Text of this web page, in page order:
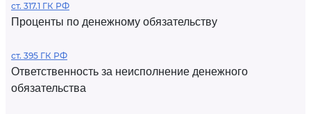
ст. 317.1 ГК РФ
Проценты по денежному обязательству
ст. 395 ГК РФ
Ответственность за неисполнение денежного
обязательства